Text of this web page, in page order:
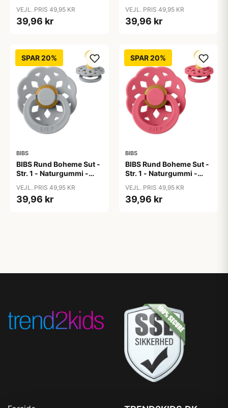
VEJL. PRIS 49,95 KR
39,96 kr
VEJL. PRIS 49,95 KR
39,96 kr
SPAR 20%
BIBS
BIBS Rund Boheme Sut -
Str. 1 - Naturgummi -
VEJL. PRIS 49,95 KR
39,96 kr
SPAR 20%
BIBS
BIBS Rund Boheme Sut -
Str. 1 - Naturgummi -
VEJL. PRIS 49,95 KR
39,96 kr